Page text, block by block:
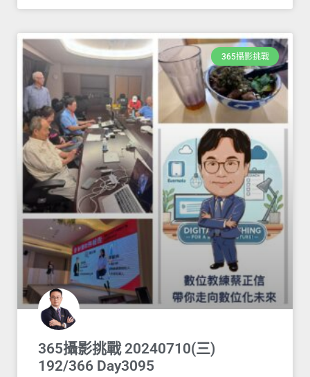
365攝影挑戰
365攝影挑戰 20240710(三)
192/366 Day3095